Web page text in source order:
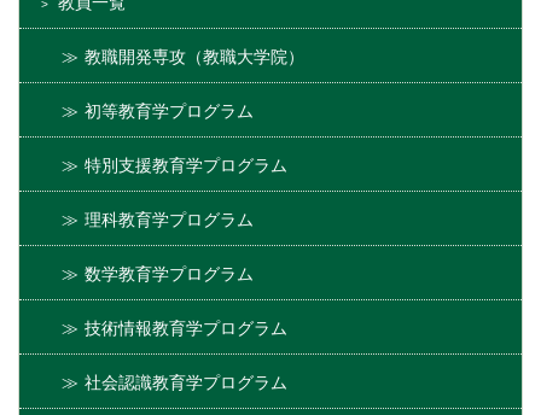
教職開発専攻（教職大学院）
初等教育学プログラム
特別支援教育学プログラム
理科教育学プログラム
数学教育学プログラム
技術情報教育学プログラム
社会認識教育学プログラム